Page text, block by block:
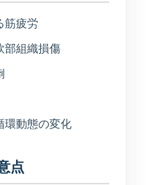
筋疲労
部組織損傷
環動態の変化
点